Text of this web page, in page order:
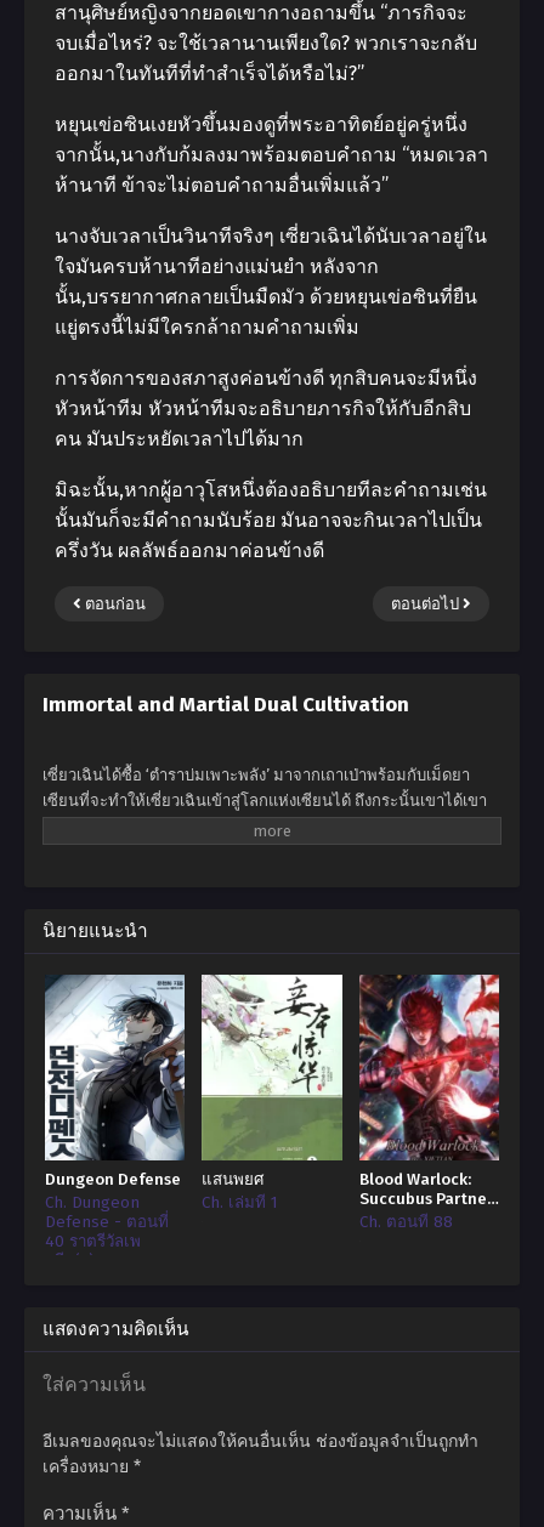
สานุศิษย์หญิงจากยอดเขากางอถามขึ้น “ภารกิจจะ
จบเมื่อไหร่? จะใช้เวลานานเพียงใด? พวกเราจะกลับ
ออกมาในทันทีที่ทําสําเร็จได้หรือไม่?”
หยุนเข่อซินเงยหัวขึ้นมองดูที่พระอาทิตย์อยู่ครู่หนึ่ง
จากนั้น,นางกับก้มลงมาพร้อมตอบคําถาม “หมดเวลา
ห้านาที ข้าจะไม่ตอบคําถามอื่นเพิ่มแล้ว”
นางจับเวลาเป็นวินาทีจริงๆ เซี่ยวเฉินได้นับเวลาอยู่ใน
ใจมันครบห้านาทีอย่างแม่นยํา หลังจาก
นั้น,บรรยากาศกลายเป็นมืดมัว ด้วยหยุนเข่อซินที่ยืน
แยู่ตรงนี้ไม่มีใครกล้าถามคําถามเพิ่ม
การจัดการของสภาสูงค่อนข้างดี ทุกสิบคนจะมีหนึ่ง
หัวหน้าทีม หัวหน้าทีมจะอธิบายภารกิจให้กับอีกสิบ
คน มันประหยัดเวลาไปได้มาก
มิฉะนั้น,หากผู้อาวุโสหนึ่งต้องอธิบายทีละคําถามเช่น
นั้นมันก็จะมีคําถามนับร้อย มันอาจจะกินเวลาไปเป็น
ครึ่งวัน ผลลัพธ์ออกมาค่อนข้างดี
ตอนก่อน ตอนต่อไป
Immortal and Martial Dual Cultivation
เซี่ยวเฉินได้ซื้อ ‘ตำราบ่มเพาะพลัง’ มาจากเถาเป่าพร้อมกับเม็ดยา
เซียนที่จะทำให้เซี่ยวเฉินเข้าสู่โลกแห่งเซียนได้ ถึงกระนั้นเขาได้เขา
ได้ฝึกฝนตามตำรามากว่าสามปีแต่กลับไม่มีความคืบหน้าแม้แต่น้อย
นิยายแนะนำ
Dungeon Defense
Ch. Dungeon
Defense - ตอนที่
40 ราตรีวัลเพ
อกีส(5)
แสนพยศ
Ch. เล่มที่ 1
Blood Warlock:
Succubus Partner
in the Apocalypse
Ch. ตอนที่ 88
แสดงความคิดเห็น
ใส่ความเห็น
อีเมลของคุณจะไม่แสดงให้คนอื่นเห็น ช่องข้อมูลจำเป็นถูกทำ
เครื่องหมาย *
ความเห็น *